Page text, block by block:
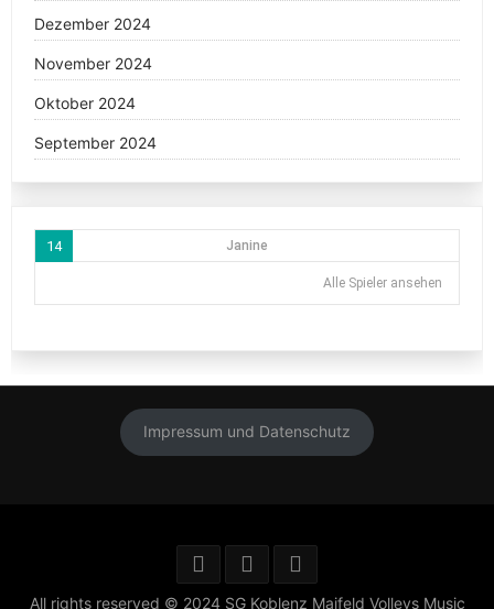
Dezember 2024
November 2024
Oktober 2024
September 2024
14 Janine
Alle Spieler ansehen
Impressum und Datenschutz
All rights reserved © 2024 SG Koblenz Maifeld Volleys Music